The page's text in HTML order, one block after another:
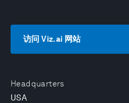
Headquarters
USA
访问 Viz.ai 网站